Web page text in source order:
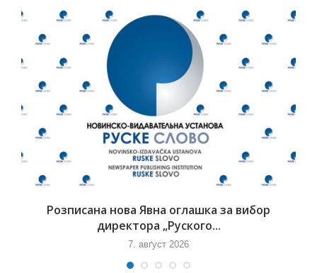
Розписана нова Явна оглашка за вибор
директора „Руского...
7. авґуст 2026